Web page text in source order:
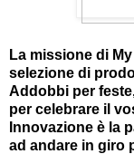
La missione di
selezione di
Addobbi per
per celebrare il
Innovazione è la
ad andare in giro